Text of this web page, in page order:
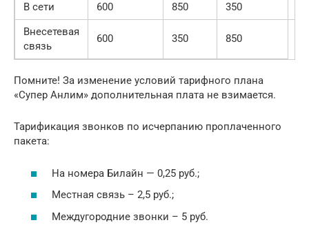
В сети
600 850 350
Внесетевая
связь
600 350 850
Помните! За изменение условий тарифного плана
«Супер Анлим» дополнительная плата не взимается.
Тарификация звонков по исчерпанию проплаченного
пакета:
На номера Билайн — 0,25 руб.;
Местная связь – 2,5 руб.;
Междугородние звонки – 5 руб.